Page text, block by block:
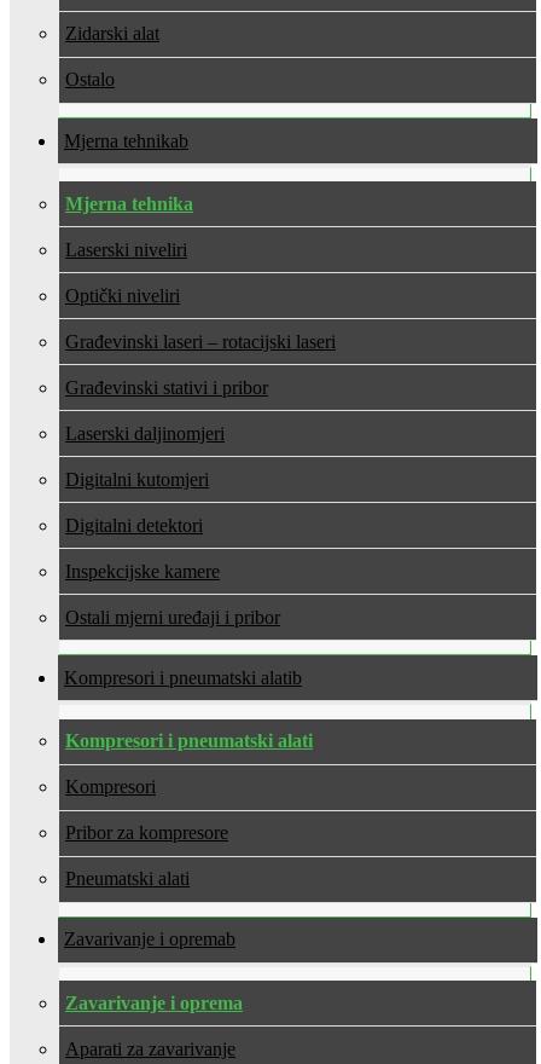
Zidarski alat
Ostalo
Mjerna tehnika
Mjerna tehnika
Laserski niveliri
Optički niveliri
Građevinski laseri – rotacijski laseri
Građevinski stativi i pribor
Laserski daljinomjeri
Digitalni kutomjeri
Digitalni detektori
Inspekcijske kamere
Ostali mjerni uređaji i pribor
Kompresori i pneumatski alati
Kompresori i pneumatski alati
Kompresori
Pribor za kompresore
Pneumatski alati
Zavarivanje i oprema
Zavarivanje i oprema
Aparati za zavarivanje